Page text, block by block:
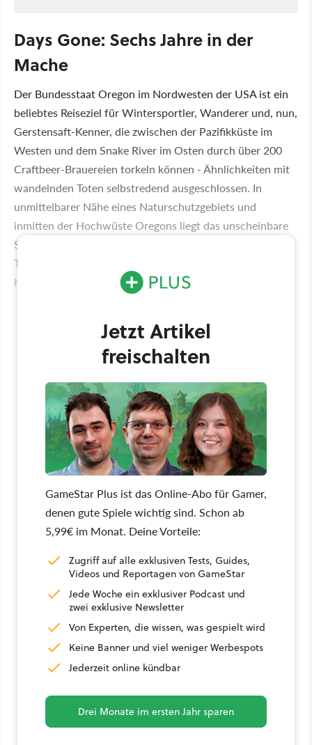
Days Gone: Sechs Jahre in der
Mache
Der Bundesstaat Oregon im Nordwesten der USA ist ein
beliebtes Reiseziel für Wintersportler, Wanderer und, nun,
Gerstensaft-Kenner, die zwischen der Pazifikküste im
Westen und dem Snake River im Osten durch über 200
Craftbeer-Brauereien torkeln können - Ähnlichkeiten mit
wandelnden Toten selbstredend ausgeschlossen. In
unmittelbarer Nähe eines Naturschutzgebiets und
inmitten der Hochwüste Oregons liegt das unscheinbare
Städtchen Bend, dessen Bevölkerung sich dank des
Tourismus-Booms seit 1990 fast vervierfacht hat - auf
heute rund 90.000 Einwohner.
Jetzt Artikel
freischalten
GameStar Plus ist das Online-Abo für Gamer,
denen gute Spiele wichtig sind. Schon ab
5,99€ im Monat. Deine Vorteile:
Zugriff auf alle exklusiven Tests, Guides,
Videos und Reportagen von GameStar
Jede Woche ein exklusiver Podcast und
zwei exklusive Newsletter
Von Experten, die wissen, was gespielt wird
Keine Banner und viel weniger Werbespots
Jederzeit online kündbar
Drei Monate im ersten Jahr sparen